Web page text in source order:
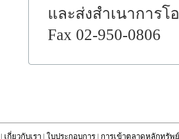
และส่งสำเนาการโ
Fax 02-950-0806
| เกี่ยวกับเรา |ใบประกอบการ | การเข้าตลาดหลักทรัพ